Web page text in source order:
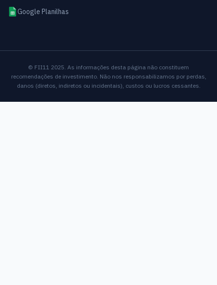
Google Planilhas
© FII11 2025. As informações desta página não constituem
recomendações de investimento. Não nos responsabilizamos por perdas,
danos (diretos, indiretos ou incidentais), custos ou lucros cessantes.